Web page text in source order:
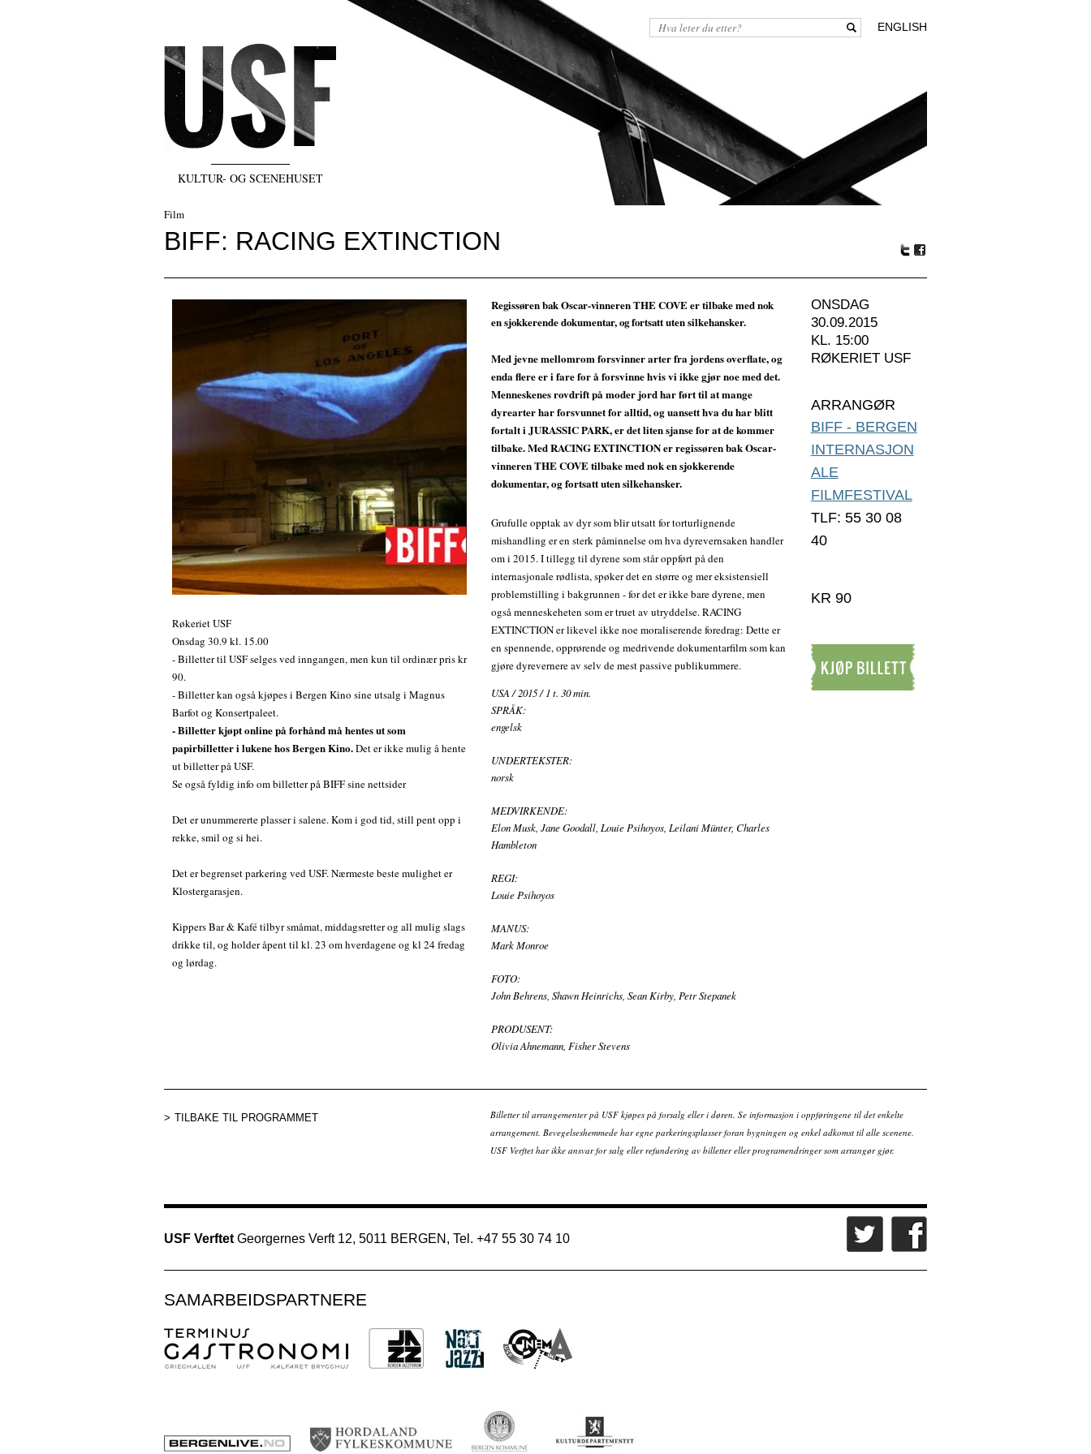
KULTUR- OG SCENEHUSET
ENGLISH
Film
BIFF: RACING EXTINCTION
Røkeriet USF
Onsdag 30.9 kl. 15.00
- Billetter til USF selges ved inngangen, men kun til ordinær pris kr
90.
- Billetter kan også kjøpes i Bergen Kino sine utsalg i Magnus
Barfot og Konsertpaleet.
- Billetter kjøpt online på forhånd må hentes ut som
papirbilletter i lukene hos Bergen Kino.Det er ikke mulig å hente
ut billetter på USF.
Se også fyldig info om billetter på BIFF sine nettsider
Det er unummererte plasser i salene. Kom i god tid, still pent opp i
rekke, smil og si hei.
Det er begrenset parkering ved USF. Nærmeste beste mulighet er
Klostergarasjen.
Kippers Bar & Kafé tilbyr småmat, middagsretter og all mulig slags
drikke til, og holder åpent til kl. 23 om hverdagene og kl 24 fredag
og lørdag.
Regissøren bak Oscar-vinneren THE COVE er tilbake med nok
en sjokkerende dokumentar, og fortsatt uten silkehansker.
Med jevne mellomrom forsvinner arter fra jordens overflate, og
enda flere er i fare for å forsvinne hvis vi ikke gjør noe med det.
Menneskenes rovdrift på moder jord har ført til at mange
dyrearter har forsvunnet for alltid, og uansett hva du har blitt
fortalt i JURASSIC PARK, er det liten sjanse for at de kommer
tilbake. Med RACING EXTINCTION er regissøren bak Oscar-
vinneren THE COVE tilbake med nok en sjokkerende
dokumentar, og fortsatt uten silkehansker.
Grufulle opptak av dyr som blir utsatt for torturlignende
mishandling er en sterk påminnelse om hva dyrevernsaken handler
om i 2015. I tillegg til dyrene som står oppført på den
internasjonale rødlista, spøker det en større og mer eksistensiell
problemstilling i bakgrunnen - for det er ikke bare dyrene, men
også menneskeheten som er truet av utryddelse. RACING
EXTINCTION er likevel ikke noe moraliserende foredrag: Dette er
en spennende, opprørende og medrivende dokumentarfilm som kan
gjøre dyrevernere av selv de mest passive publikummere.
USA / 2015 / 1 t. 30 min.
SPRÅK:
engelsk
UNDERTEKSTER:
norsk
MEDVIRKENDE:
Elon Musk, Jane Goodall, Louie Psihoyos, Leilani Münter, Charles
Hambleton
REGI:
Louie Psihoyos
MANUS:
Mark Monroe
FOTO:
John Behrens, Shawn Heinrichs, Sean Kirby, Petr Stepanek
PRODUSENT:
Olivia Ahnemann, Fisher Stevens
ONSDAG
30.09.2015
KL. 15:00
RØKERIET USF
ARRANGØR
BIFF - BERGEN
INTERNASJON
ALE
FILMFESTIVAL
TLF: 55 30 08
40
KR 90
TILBAKE TIL PROGRAMMET
Billetter til arrangementer på USF kjøpes på forsalg eller i døren. Se informasjon i oppføringene til det enkelte
arrangement. Bevegelseshemmede har egne parkeringsplasser foran bygningen og enkel adkomst til alle scenene.
USF Verftet har ikke ansvar for salg eller refundering av billetter eller programendringer som arrangør gjør.
USF Verftet Georgernes Verft 12, 5011 BERGEN, Tel. +47 55 30 74 10
SAMARBEIDSPARTNERE